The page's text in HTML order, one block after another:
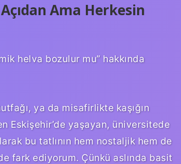
Ama Herkesin
helva bozulur mu” hakkında
ya da misafirlikte kaşığın
Eskişehir’de yaşayan, üniversitede
bu tatlının hem nostaljik hem de
fark ediyorum. Çünkü aslında basit